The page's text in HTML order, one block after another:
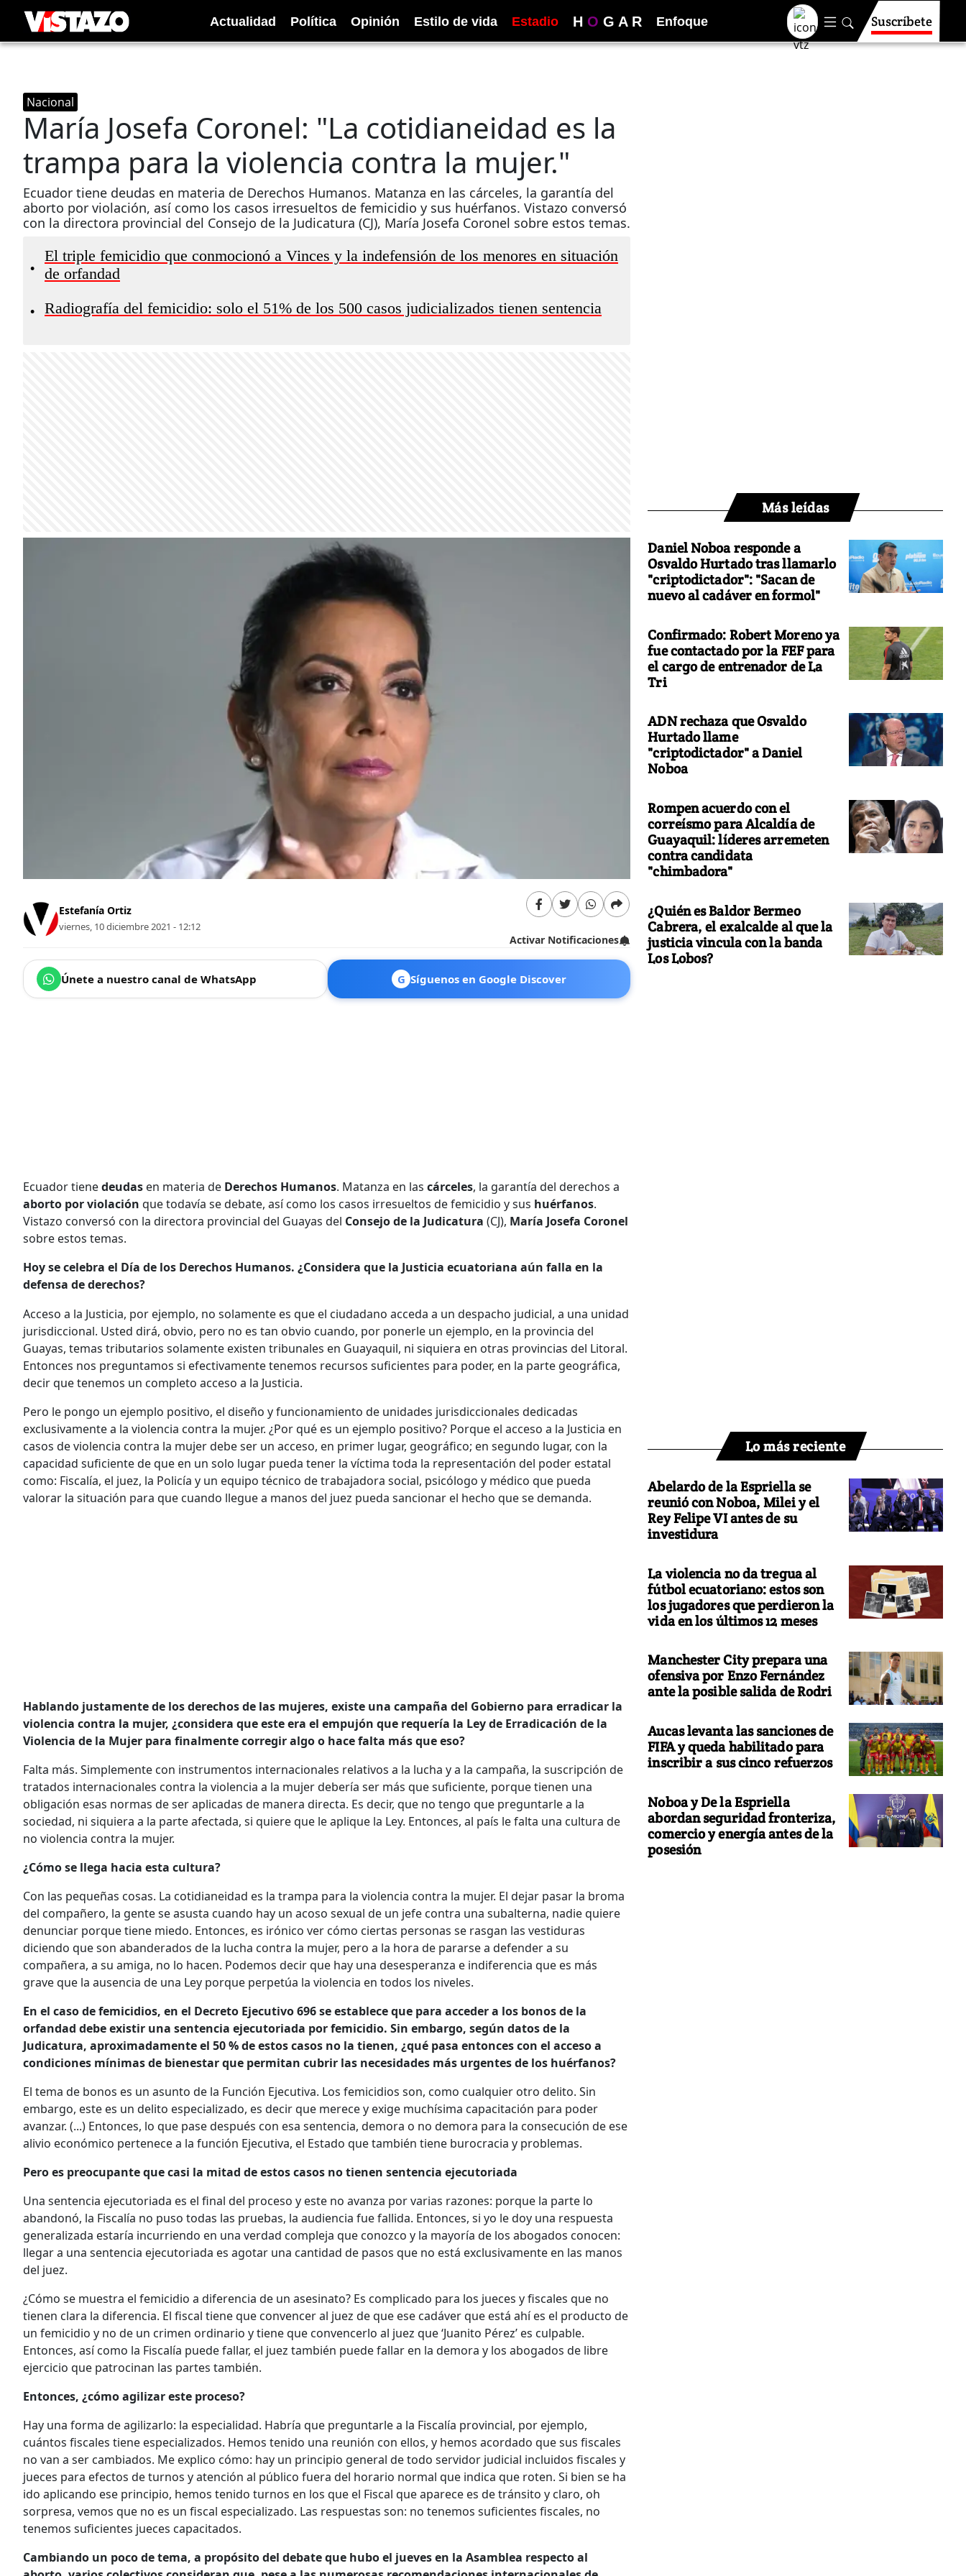
Actualidad Política Opinión Estilo de vida Estadio H O G A R Enfoque Suscríbete
Nacional
María Josefa Coronel: "La cotidianeidad es la
trampa para la violencia contra la mujer."
Ecuador tiene deudas en materia de Derechos Humanos. Matanza en las cárceles, la garantía del
aborto por violación, así como los casos irresueltos de femicidio y sus huérfanos. Vistazo conversó
con la directora provincial del Consejo de la Judicatura (CJ), María Josefa Coronel sobre estos temas.
•
El triple femicidio que conmocionó a Vinces y la indefensión de los menores en situación
de orfandad
• Radiografía del femicidio: solo el 51% de los 500 casos judicializados tienen sentencia
Estefanía Ortiz
viernes, 10 diciembre 2021 - 12:12
Activar Notificaciones
Únete a nuestro canal de WhatsApp G Síguenos en Google Discover
Ecuador tienedeudas en materia de Derechos Humanos. Matanza en las cárceles, la garantía del derechos a
aborto por violación que todavía se debate, así como los casos irresueltos de femicidio y sus huérfanos.
Vistazo conversó con la directora provincial del Guayas del Consejo de la Judicatura (CJ), María Josefa Coronel
sobre estos temas.
Hoy se celebra el Día de los Derechos Humanos. ¿Considera que la Justicia ecuatoriana aún falla en la
defensa de derechos?
Acceso a la Justicia, por ejemplo, no solamente es que el ciudadano acceda a un despacho judicial, a una unidad
jurisdiccional. Usted dirá, obvio, pero no es tan obvio cuando, por ponerle un ejemplo, en la provincia del
Guayas, temas tributarios solamente existen tribunales en Guayaquil, ni siquiera en otras provincias del Litoral.
Entonces nos preguntamos si efectivamente tenemos recursos suficientes para poder, en la parte geográfica,
decir que tenemos un completo acceso a la Justicia.
Pero le pongo un ejemplo positivo, el diseño y funcionamiento de unidades jurisdiccionales dedicadas
exclusivamente a la violencia contra la mujer. ¿Por qué es un ejemplo positivo? Porque el acceso a la Justicia en
casos de violencia contra la mujer debe ser un acceso, en primer lugar, geográfico; en segundo lugar, con la
capacidad suficiente de que en un solo lugar pueda tener la víctima toda la representación del poder estatal
como: Fiscalía, el juez, la Policía y un equipo técnico de trabajadora social, psicólogo y médico que pueda
valorar la situación para que cuando llegue a manos del juez pueda sancionar el hecho que se demanda.
Hablando justamente de los derechos de las mujeres, existe una campaña del Gobierno para erradicar la
violencia contra la mujer, ¿considera que este era el empujón que requería la Ley de Erradicación de la
Violencia de la Mujer para finalmente corregir algo o hace falta más que eso?
Falta más. Simplemente con instrumentos internacionales relativos a la lucha y a la campaña, la suscripción de
tratados internacionales contra la violencia a la mujer debería ser más que suficiente, porque tienen una
obligación esas normas de ser aplicadas de manera directa. Es decir, que no tengo que preguntarle a la
sociedad, ni siquiera a la parte afectada, si quiere que le aplique la Ley. Entonces, al país le falta una cultura de
no violencia contra la mujer.
¿Cómo se llega hacia esta cultura?
Con las pequeñas cosas. La cotidianeidad es la trampa para la violencia contra la mujer. El dejar pasar la broma
del compañero, la gente se asusta cuando hay un acoso sexual de un jefe contra una subalterna, nadie quiere
denunciar porque tiene miedo. Entonces, es irónico ver cómo ciertas personas se rasgan las vestiduras
diciendo que son abanderados de la lucha contra la mujer, pero a la hora de pararse a defender a su
compañera, a su amiga, no lo hacen. Podemos decir que hay una desesperanza e indiferencia que es más
grave que la ausencia de una Ley porque perpetúa la violencia en todos los niveles.
En el caso de femicidios, en el Decreto Ejecutivo 696 se establece que para acceder a los bonos de la
orfandad debe existir una sentencia ejecutoriada por femicidio. Sin embargo, según datos de la
Judicatura, aproximadamente el 50 % de estos casos no la tienen, ¿qué pasa entonces con el acceso a
condiciones mínimas de bienestar que permitan cubrir las necesidades más urgentes de los huérfanos?
El tema de bonos es un asunto de la Función Ejecutiva. Los femicidios son, como cualquier otro delito. Sin
embargo, este es un delito especializado, es decir que merece y exige muchísima capacitación para poder
avanzar. (...) Entonces, lo que pase después con esa sentencia, demora o no demora para la consecución de ese
alivio económico pertenece a la función Ejecutiva, el Estado que también tiene burocracia y problemas.
Pero es preocupante que casi la mitad de estos casos no tienen sentencia ejecutoriada
Una sentencia ejecutoriada es el final del proceso y este no avanza por varias razones: porque la parte lo
abandonó, la Fiscalía no puso todas las pruebas, la audiencia fue fallida. Entonces, si yo le doy una respuesta
generalizada estaría incurriendo en una verdad compleja que conozco y la mayoría de los abogados conocen:
llegar a una sentencia ejecutoriada es agotar una cantidad de pasos que no está exclusivamente en las manos
del juez.
¿Cómo se muestra el femicidio a diferencia de un asesinato? Es complicado para los jueces y fiscales que no
tienen clara la diferencia. El fiscal tiene que convencer al juez de que ese cadáver que está ahí es el producto de
un femicidio y no de un crimen ordinario y tiene que convencerlo al juez que ‘Juanito Pérez’ es culpable.
Entonces, así como la Fiscalía puede fallar, el juez también puede fallar en la demora y los abogados de libre
ejercicio que patrocinan las partes también.
Entonces, ¿cómo agilizar este proceso?
Hay una forma de agilizarlo: la especialidad. Habría que preguntarle a la Fiscalía provincial, por ejemplo,
cuántos fiscales tiene especializados. Hemos tenido una reunión con ellos, y hemos acordado que sus fiscales
no van a ser cambiados. Me explico cómo: hay un principio general de todo servidor judicial incluidos fiscales y
jueces para efectos de turnos y atención al público fuera del horario normal que indica que roten. Si bien se ha
ido aplicando ese principio, hemos tenido turnos en los que el Fiscal que aparece es de tránsito y claro, oh
sorpresa, vemos que no es un fiscal especializado. Las respuestas son: no tenemos suficientes fiscales, no
tenemos suficientes jueces capacitados.
Cambiando un poco de tema, a propósito del debate que hubo el jueves en la Asamblea respecto al
Más leídas
Daniel Noboa responde a
Osvaldo Hurtado tras llamarlo
"criptodictador": "Sacan de
nuevo al cadáver en formol"
Confirmado: Robert Moreno ya
fue contactado por la FEF para
el cargo de entrenador de La
Tri
ADN rechaza que Osvaldo
Hurtado llame
"criptodictador" a Daniel
Noboa
Rompen acuerdo con el
correísmo para Alcaldía de
Guayaquil: líderes arremeten
contra candidata
"chimbadora"
¿Quién es Baldor Bermeo
Cabrera, el exalcalde al que la
justicia vincula con la banda
Los Lobos?
Lo más reciente
Abelardo de la Espriella se
reunió con Noboa, Milei y el
Rey Felipe VI antes de su
investidura
La violencia no da tregua al
fútbol ecuatoriano: estos son
los jugadores que perdieron la
vida en los últimos 12 meses
Manchester City prepara una
ofensiva por Enzo Fernández
ante la posible salida de Rodri
Aucas levanta las sanciones de
FIFA y queda habilitado para
inscribir a sus cinco refuerzos
Noboa y De la Espriella
abordan seguridad fronteriza,
comercio y energía antes de la
posesión